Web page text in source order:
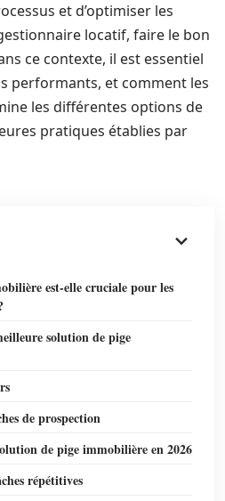
et d’optimiser les
locatif, faire le bon
ce contexte, il est essentiel
performants, et comment les
les différentes options de
pratiques établies par
est-elle cruciale pour les
solution de pige
de prospection
de pige immobilière en 2026
répétitives